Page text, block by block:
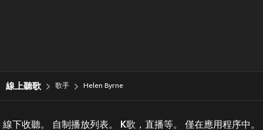
線上聽歌 歌手 Helen Byrne
線下收聽。 自制播放列表。 K歌，直播等。 僅在應用程序中。